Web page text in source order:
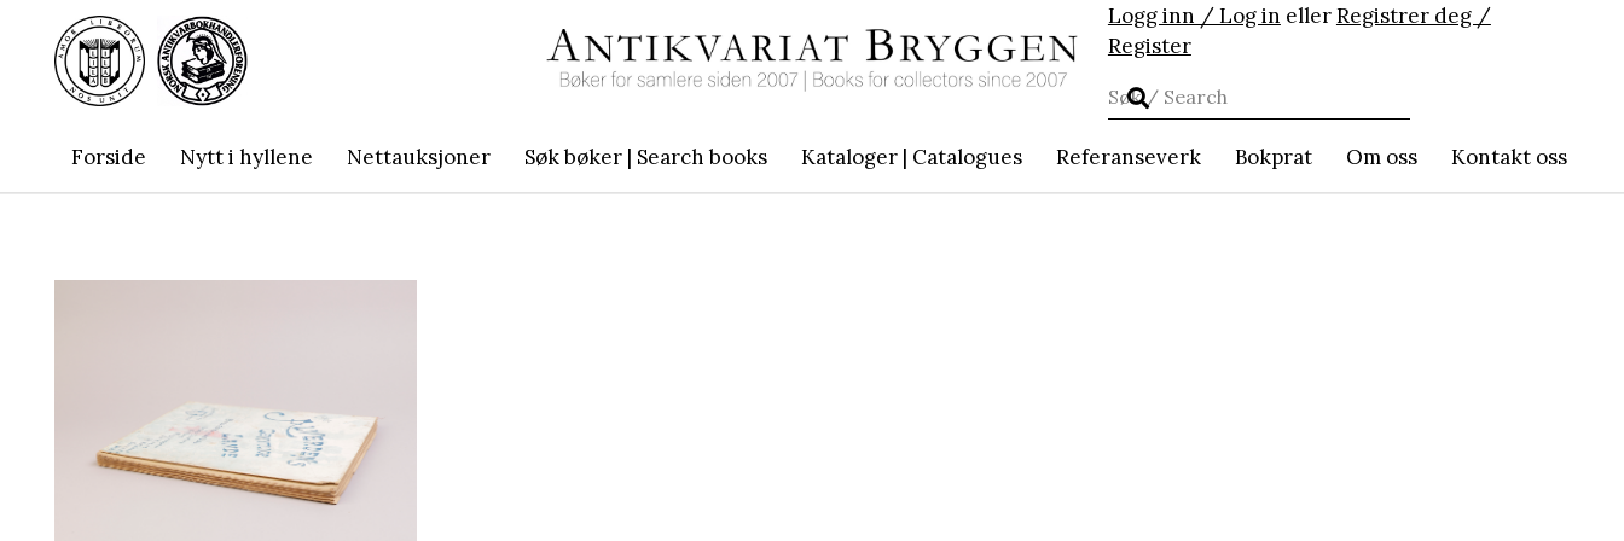
Logg inn / Log in ellerRegistrer deg /
Register
Forside Nytt i hyllene Nettauksjoner Søk bøker | Search books Kataloger | Catalogues Referanseverk Bokprat Om oss Kontakt oss